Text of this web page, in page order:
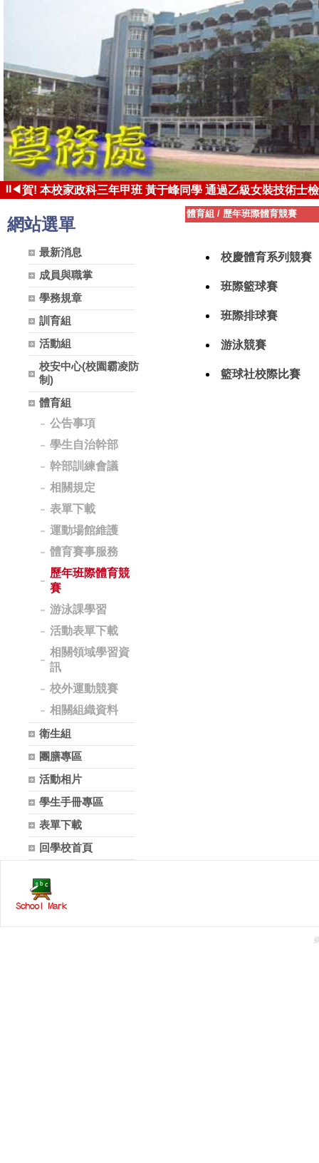
⏸◀賀! 本校家政科三年甲班 黃于峰同學 通過乙級女裝技術士
賀! 本校家政科三年甲班 張凱茵同學 錄取國立台東大學 體
網站選單
最新消息
成員與職掌
學務規章
訓育組
活動組
校安中心(校園霸凌防
制)
體育組
公告事項
學生自治幹部
幹部訓練會議
相關規定
表單下載
運動場館維護
體育賽事服務
歷年班際體育競
賽
游泳課學習
活動表單下載
相關領域學習資
訊
校外運動競賽
相關組織資料
衛生組
團膳專區
活動相片
學生手冊專區
表單下載
回學校首頁
體育組 / 歷年班際體育競賽
校慶體育系列競賽
班際籃球賽
班際排球賽
游泳競賽
籃球社校際比賽